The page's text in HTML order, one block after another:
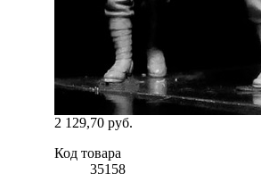
2 129,70 руб.
Код товара
35158